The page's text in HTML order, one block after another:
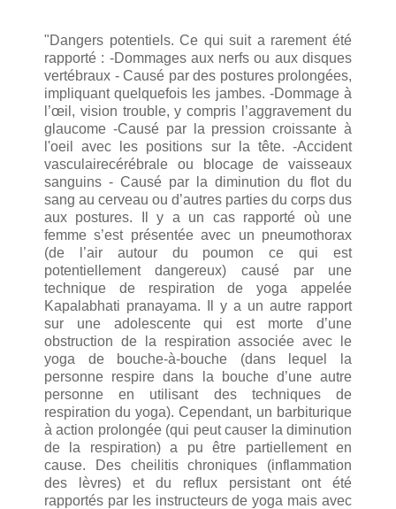
"Dangers potentiels. Ce qui suit a rarement été
rapporté : -Dommages aux nerfs ou aux disques
vertébraux - Causé par des postures prolongées,
impliquant quelquefois les jambes. -Dommage à
l’œil, vision trouble, y compris l’aggravement du
glaucome -Causé par la pression croissante à
l'oeil avec les positions sur la tête. -Accident
vasculairecérébrale ou blocage de vaisseaux
sanguins - Causé par la diminution du flot du
sang au cerveau ou d’autres parties du corps dus
aux postures. Il y a un cas rapporté où une
femme s’est présentée avec un pneumothorax
(de l’air autour du poumon ce qui est
potentiellement dangereux) causé par une
technique de respiration de yoga appelée
Kapalabhati pranayama. Il y a un autre rapport
sur une adolescente qui est morte d’une
obstruction de la respiration associée avec le
yoga de bouche-à-bouche (dans lequel la
personne respire dans la bouche d’une autre
personne en utilisant des techniques de
respiration du yoga). Cependant, un barbiturique
à action prolongée (qui peut causer la diminution
de la respiration) a pu être partiellement en
cause. Des cheilitis chroniques (inflammation
des lèvres) et du reflux persistant ont été
rapportés par les instructeurs de yoga mais avec